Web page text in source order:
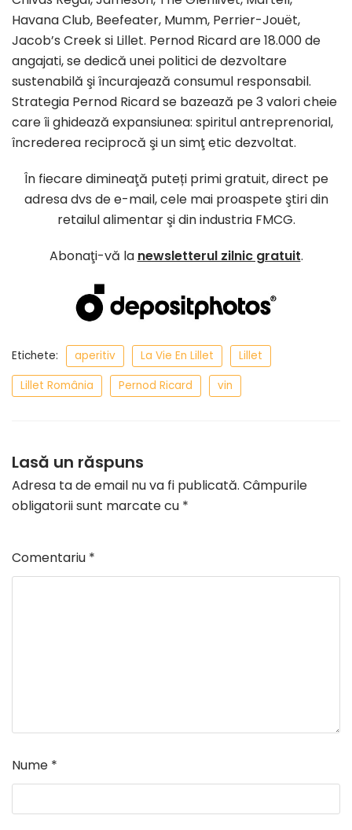
Havana Club, Beefeater, Mumm, Perrier-Jouët,
Jacob’s Creek si Lillet. Pernod Ricard are 18.000 de
angajati, se dedică unei politici de dezvoltare
sustenabilă şi încurajează consumul responsabil.
Strategia Pernod Ricard se bazează pe 3 valori cheie
care îi ghidează expansiunea: spiritul antreprenorial,
încrederea reciprocă şi un simţ etic dezvoltat.
În fiecare dimineaţă puteți primi gratuit, direct pe
adresa dvs de e-mail, cele mai proaspete ştiri din
retailul alimentar şi din industria FMCG.
Abonaţi-vă la newsletterul zilnic gratuit.
Etichete: aperitiv La Vie En Lillet
Lillet
Lillet România
Pernod Ricard vin
Lasă un răspuns
Adresa ta de email nu va fi publicată. Câmpurile
obligatorii sunt marcate cu *
Comentariu *
Nume *